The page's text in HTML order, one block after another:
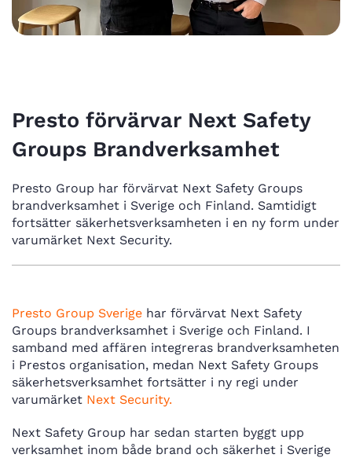
Presto förvärvar Next Safety
Groups Brandverksamhet
Presto Group har förvärvat Next Safety Groups
brandverksamhet i Sverige och Finland. Samtidigt
fortsätter säkerhetsverksamheten i en ny form under
varumärket Next Security.
Presto Group Sverige har förvärvat Next Safety
Groups brandverksamhet i Sverige och Finland. I
samband med affären integreras brandverksamheten
i Prestos organisation, medan Next Safety Groups
säkerhetsverksamhet fortsätter i ny regi under
varumärket Next Security.
Next Safety Group har sedan starten byggt upp
verksamhet inom både brand och säkerhet i Sverige